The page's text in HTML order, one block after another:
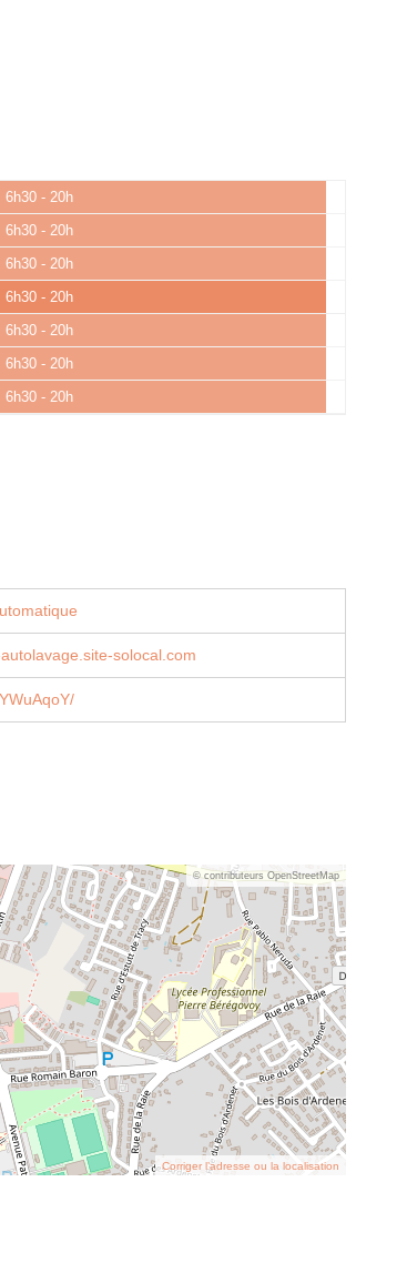
6h30 - 20h
6h30 - 20h
6h30 - 20h
6h30 - 20h
6h30 - 20h
6h30 - 20h
6h30 - 20h
solocal.com
© contributeurs OpenStreetMap
Corriger l’adresse ou la localisation